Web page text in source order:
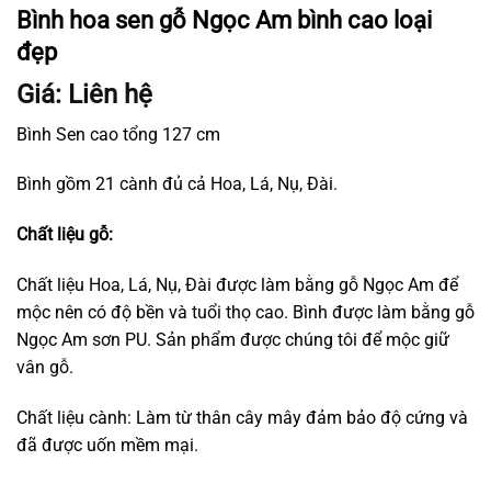
Bình hoa sen gỗ Ngọc Am bình cao loại
đẹp
Giá: Liên hệ
Bình Sen cao tổng 127 cm
Bình gồm 21 cành đủ cả Hoa, Lá, Nụ, Đài.
Chất liệu gỗ:
Chất liệu Hoa, Lá, Nụ, Đài được làm bằng gỗ Ngọc Am để
mộc nên có độ bền và tuổi thọ cao. Bình được làm bằng gỗ
Ngọc Am sơn PU. Sản phẩm được chúng tôi để mộc giữ
vân gỗ.
Chất liệu cành: Làm từ thân cây mây đảm bảo độ cứng và
đã được uốn mềm mại.